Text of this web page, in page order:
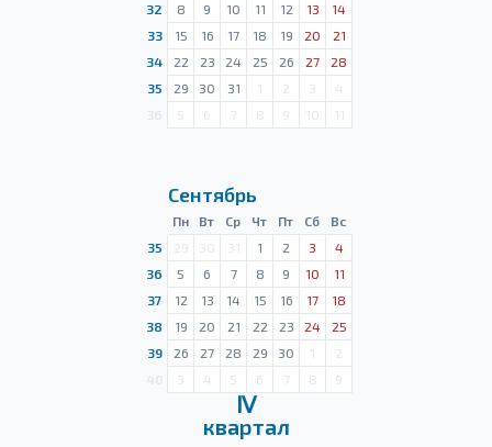
32
8 9 10 11 12 13
14
33
15 16 17 18 19 20
21
34
22 23 24 25 26 27
28
35
29 30 31 1 2 3
4
5 6 7 8 9 10 11
Сентябрь
Пн Вт Ср Чт Пт Сб
Вс
35
29 30 31 1 2 3
4
36
5 6 7 8 9 10
11
37
12 13 14 15 16 17
18
38
19 20 21 22 23 24
25
39
26 27 28 29 30 1
2
3 4 5 6 7 8 9
Ⅳ
квартал